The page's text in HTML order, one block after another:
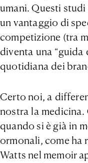
umani. Questi
un vantaggio di
competizione (tra
diventa una
quotidiana dei
Certo noi, a
nostra la
quando si è già in
ormonali, come ha
Watts nel memoir